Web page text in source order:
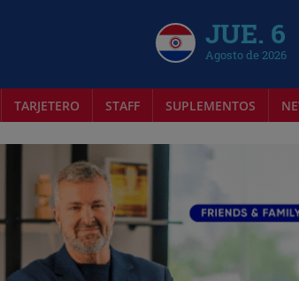
JUE. 6
Agosto de 2026
TARJETERO STAFF SUPLEMENTOS